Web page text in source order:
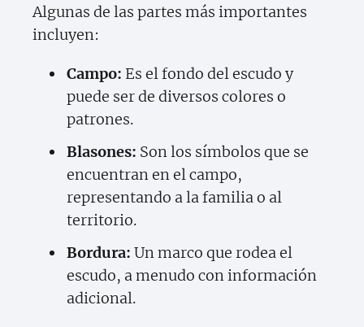
Algunas de las partes más importantes
incluyen:
Campo: Es el fondo del escudo y
puede ser de diversos colores o
patrones.
Blasones: Son los símbolos que se
encuentran en el campo,
representando a la familia o al
territorio.
Bordura: Un marco que rodea el
escudo, a menudo con información
adicional.